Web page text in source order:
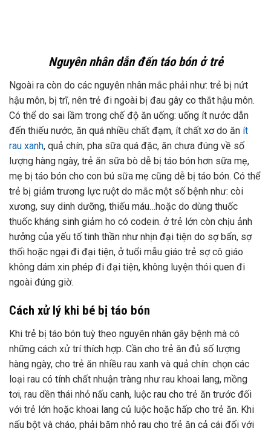
Nguyên nhân dẫn đến táo bón ở trẻ
Ngoài ra còn do các nguyên nhân mắc phải như: trẻ bị nứt
hậu môn, bị trĩ, nên trẻ đi ngoài bị đau gây co thắt hậu môn.
Có thể do sai lầm trong chế độ ăn uống: uống ít nước dẫn
đến thiếu nước, ăn quá nhiều chất đạm, ít chất xơ do ăn ít
rau xanh, quả chín, pha sữa quá đặc, ăn chưa đúng về số
lượng hàng ngày, trẻ ăn sữa bò dễ bị táo bón hơn sữa mẹ,
mẹ bị táo bón cho con bú sữa mẹ cũng dễ bị táo bón. Có thể
trẻ bị giảm trương lực ruột do mắc một số bệnh như: còi
xương, suy dinh dưỡng, thiếu máu…hoặc do dùng thuốc
thuốc kháng sinh giảm ho có codein. ở trẻ lớn còn chịu ảnh
hưởng của yếu tố tinh thần như nhịn đại tiện do sợ bẩn, sợ
thối hoặc ngại đi đại tiện, ở tuổi mẫu giáo trẻ sợ cô giáo
không dám xin phép đi đại tiện, không luyện thói quen đi
ngoài đúng giờ.
Cách xử lý khi bé bị táo bón
Khi trẻ bị táo bón tuỳ theo nguyên nhân gây bệnh mà có
những cách xử trí thích hợp. Cần cho trẻ ăn đủ số lượng
hàng ngày, cho trẻ ăn nhiều rau xanh và quả chín: chọn các
loại rau có tính chất nhuận tràng như rau khoai lang, mồng
tơi, rau dền thái nhỏ nấu canh, luộc rau cho trẻ ăn trước đối
với trẻ lớn hoặc khoai lang củ luộc hoặc hấp cho trẻ ăn. Khi
nấu bột và cháo, phải băm nhỏ rau cho trẻ ăn cả cái đối với